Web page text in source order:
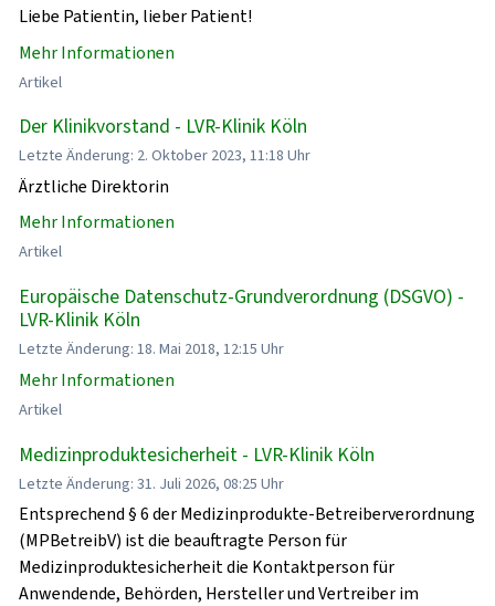
Liebe Patientin, lieber Patient!
Mehr Informationen
Artikel
Der Klinikvorstand - LVR-Klinik Köln
Letzte Änderung: 2. Oktober 2023, 11:18 Uhr
Ärztliche Direktorin
Mehr Informationen
Artikel
Europäische Datenschutz-Grundverordnung (DSGVO) -
LVR-Klinik Köln
Letzte Änderung: 18. Mai 2018, 12:15 Uhr
Mehr Informationen
Artikel
Medizinproduktesicherheit - LVR-Klinik Köln
Letzte Änderung: 31. Juli 2026, 08:25 Uhr
Entsprechend § 6 der Medizinprodukte-Betreiberverordnung
(MPBetreibV) ist die beauftragte Person für
Medizinproduktesicherheit die Kontaktperson für
Anwendende, Behörden, Hersteller und Vertreiber im